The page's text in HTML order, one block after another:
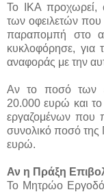
Το ΙΚΑ προχωρεί,
των οφειλετών
παραπομπή στο
κυκλοφόρησε, για
αναφοράς με την
Αν το ποσό των
20.000 ευρώ και
εργαζομένων που
συνολικό ποσό
ευρώ.
Αν η Πράξη
Το Μητρώο